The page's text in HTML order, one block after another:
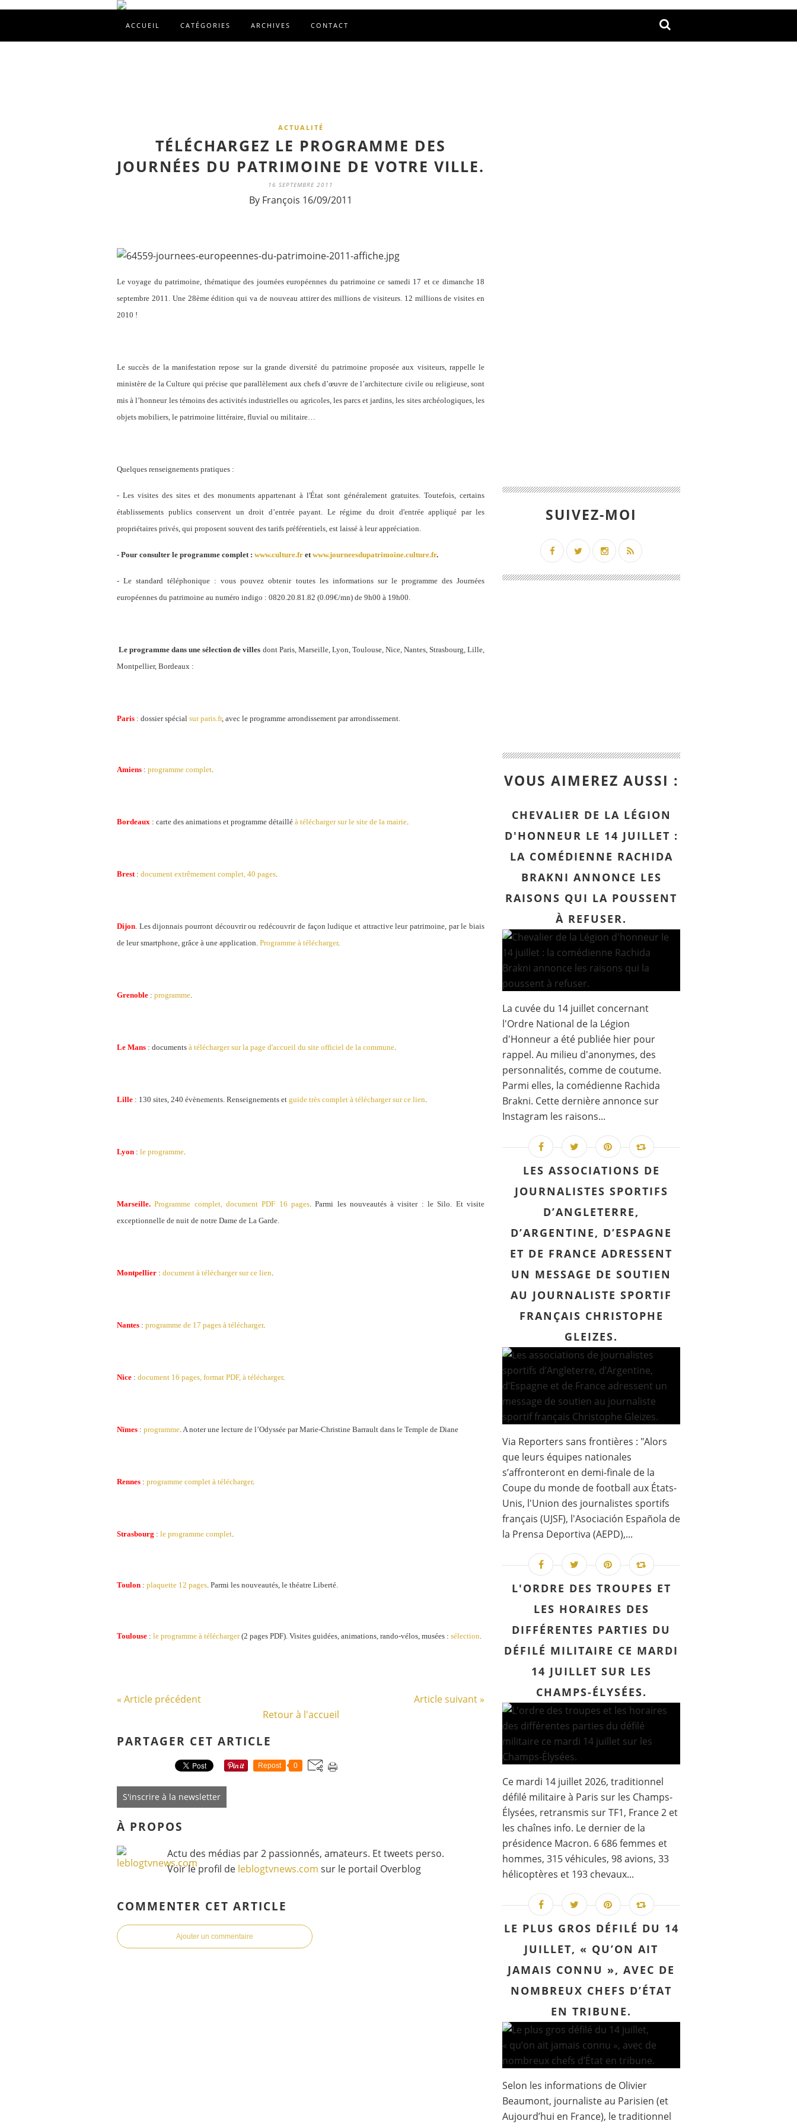
ACCUEIL CATÉGORIES ARCHIVES CONTACT
ACTUALITÉ
TÉLÉCHARGEZ LE PROGRAMME DES
JOURNÉES DU PATRIMOINE DE VOTRE VILLE.
16 SEPTEMBRE 2011
By François 16/09/2011
Le voyage du patrimoine, thématique des journées européennes du patrimoine ce samedi 17 et ce dimanche 18
septembre 2011. Une 28ème édition qui va de nouveau attirer des millions de visiteurs. 12 millions de visites en
2010 !
Le succès de la manifestation repose sur la grande diversité du patrimoine proposée aux visiteurs, rappelle le
ministère de la Culture qui précise que parallèlement aux chefs d’œuvre de l’architecture civile ou religieuse, sont
mis à l’honneur les témoins des activités industrielles ou agricoles, les parcs et jardins, les sites archéologiques, les
objets mobiliers, le patrimoine littéraire, fluvial ou militaire…
Quelques renseignements pratiques :
- Les visites des sites et des monuments appartenant à l'État sont généralement gratuites. Toutefois, certains
établissements publics conservent un droit d’entrée payant. Le régime du droit d'entrée appliqué par les
propriétaires privés, qui proposent souvent des tarifs préférentiels, est laissé à leur appréciation.
- Pour consulter le programme complet : www.culture.fr etwww.journeesdupatrimoine.culture.fr.
- Le standard téléphonique : vous pouvez obtenir toutes les informations sur le programme des Journées
européennes du patrimoine au numéro indigo : 0820.20.81.82 (0.09€/mn) de 9h00 à 19h00.
Le programme dans une sélection de villes dont Paris, Marseille, Lyon, Toulouse, Nice, Nantes, Strasbourg, Lille,
Montpellier, Bordeaux :
Paris : dossier spécial sur paris.fr, avec le programme arrondissement par arrondissement.
Amiens : programme complet.
Bordeaux : carte des animations et programme détaillé à télécharger sur le site de la mairie.
Brest: document extrêmement complet, 40 pages.
Dijon. Les dijonnais pourront découvrir ou redécouvrir de façon ludique et attractive leur patrimoine, par le biais
de leur smartphone, grâce à une application. Programme à télécharger.
Grenoble : programme.
Le Mans : documents à télécharger sur la page d'accueil du site officiel de la commune.
Lille : 130 sites, 240 évènements. Renseignements et guide très complet à télécharger sur ce lien.
Lyon : le programme.
Marseille. Programme complet, document PDF 16 pages. Parmi les nouveautés à visiter : le Silo. Et visite
exceptionnelle de nuit de notre Dame de La Garde.
Montpellier : document à télécharger sur ce lien.
Nantes : programme de 17 pages à télécharger.
Nice : document 16 pages, format PDF, à télécharger.
Nïmes : programme. A noter une lecture de l’Odyssée par Marie-Christine Barrault dans le Temple de Diane
Rennes : programme complet à télécharger.
Strasbourg : le programme complet.
Toulon : plaquette 12 pages. Parmi les nouveautés, le théatre Liberté.
Toulouse : le programme à télécharger(2 pages PDF). Visites guidées, animations, rando-vélos, musées : sélection.
« Article précédent
Article suivant »
Retour à l'accueil
PARTAGER CET ARTICLE
Repost 0
S'inscrire à la newsletter
À PROPOS
Actu des médias par 2 passionnés, amateurs. Et tweets perso.
Voir le profil de leblogtvnews.com sur le portail Overblog
COMMENTER CET ARTICLE
Ajouter un commentaire
SUIVEZ-MOI
VOUS AIMEREZ AUSSI :
CHEVALIER DE LA LÉGION
D'HONNEUR LE 14 JUILLET :
LA COMÉDIENNE RACHIDA
BRAKNI ANNONCE LES
RAISONS QUI LA POUSSENT
À REFUSER.
La cuvée du 14 juillet concernant
l'Ordre National de la Légion
d'Honneur a été publiée hier pour
rappel. Au milieu d'anonymes, des
personnalités, comme de coutume.
Parmi elles, la comédienne Rachida
Brakni. Cette dernière annonce sur
Instagram les raisons...
LES ASSOCIATIONS DE
JOURNALISTES SPORTIFS
D’ANGLETERRE,
D’ARGENTINE, D’ESPAGNE
ET DE FRANCE ADRESSENT
UN MESSAGE DE SOUTIEN
AU JOURNALISTE SPORTIF
FRANÇAIS CHRISTOPHE
GLEIZES.
Via Reporters sans frontières : "Alors
que leurs équipes nationales
s’affronteront en demi-finale de la
Coupe du monde de football aux États-
Unis, l'Union des journalistes sportifs
français (UJSF), l'Asociación Española de
la Prensa Deportiva (AEPD),...
L'ORDRE DES TROUPES ET
LES HORAIRES DES
DIFFÉRENTES PARTIES DU
DÉFILÉ MILITAIRE CE MARDI
14 JUILLET SUR LES
CHAMPS-ÉLYSÉES.
Ce mardi 14 juillet 2026, traditionnel
défilé militaire à Paris sur les Champs-
Élysées, retransmis sur TF1, France 2 et
les chaînes info. Le dernier de la
présidence Macron. 6 686 femmes et
hommes, 315 véhicules, 98 avions, 33
hélicoptères et 193 chevaux...
LE PLUS GROS DÉFILÉ DU 14
JUILLET, « QU’ON AIT
JAMAIS CONNU », AVEC DE
NOMBREUX CHEFS D’ÉTAT
EN TRIBUNE.
Selon les informations de Olivier
Beaumont, journaliste au Parisien (et
Aujourd’hui en France), le traditionnel